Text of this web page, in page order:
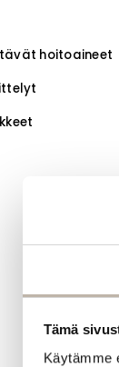
Tämä
Käytämme
hoitoaineet